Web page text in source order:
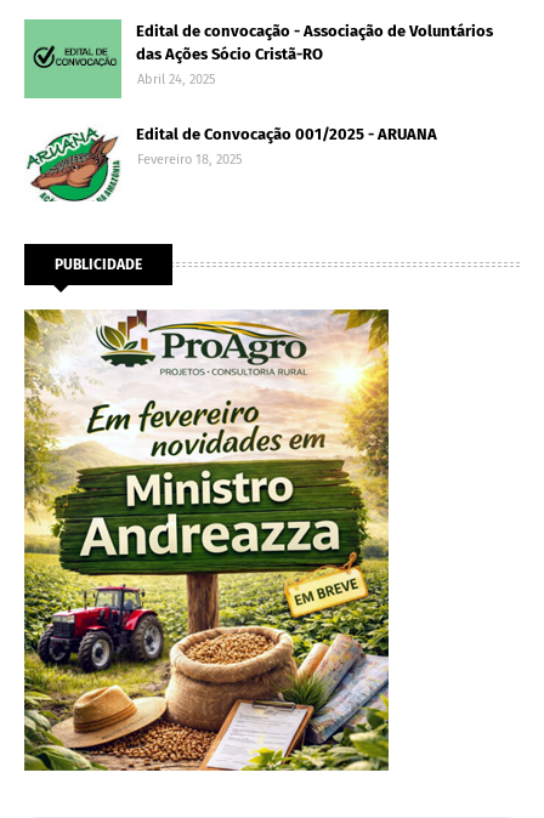
Edital de convocação - Associação de Voluntários
das Ações Sócio Cristã-RO
Abril 24, 2025
Edital de Convocação 001/2025 - ARUANA
Fevereiro 18, 2025
PUBLICIDADE